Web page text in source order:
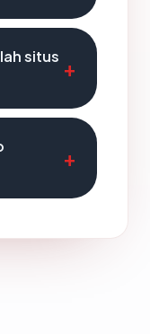
situs